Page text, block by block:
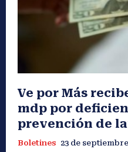
Ve por Más
mdp por
prevención de
Boletines 23 de septiembre